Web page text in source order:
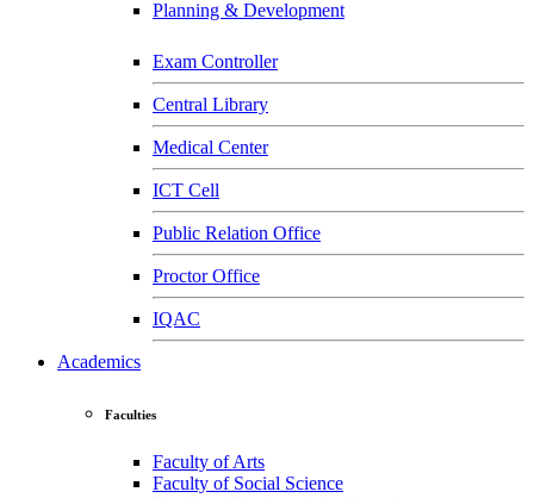
Planning & Development
Exam Controller
Central Library
Medical Center
ICT Cell
Public Relation Office
Proctor Office
IQAC
Academics
Faculties
Faculty of Arts
Faculty of Social Science